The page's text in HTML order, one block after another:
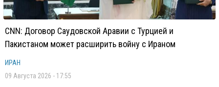
CNN: Договор Саудовской Аравии с Турцией и
Пакистаном может расширить войну с Ираном
ИРАН
09 Августа 2026 - 17:55